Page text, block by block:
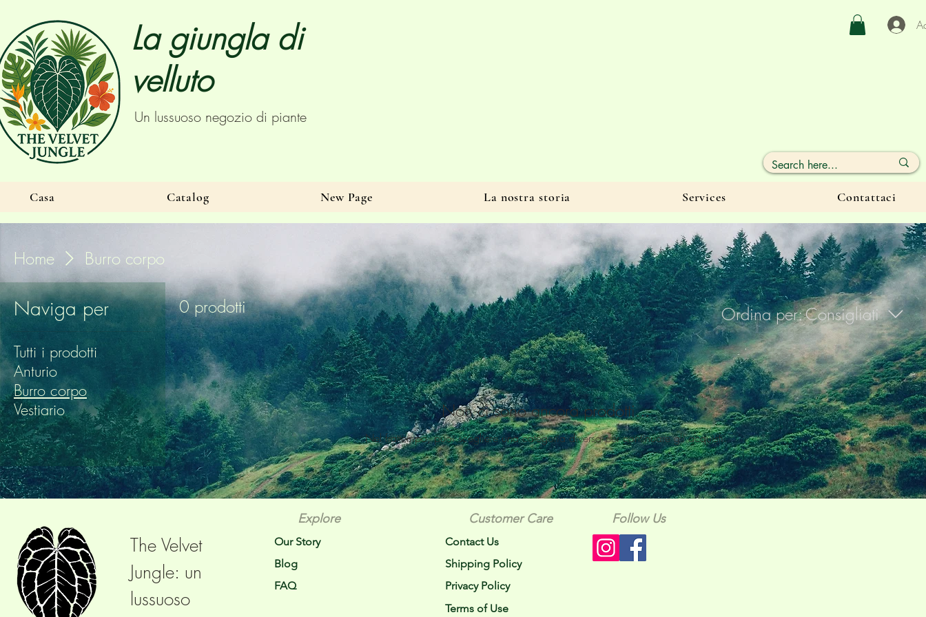
La giungla di
velluto
Un lussuoso negozio di piante
Casa Catalog New Page La nostra storia Services Contattaci
Home Burro corpo
Naviga per
Tutti i prodotti
Anturio
Burro corpo
Vestiario
0 prodotti Ordina per:Consigliati
Non ci sono ancora prodotti...
Nel frattempo, puoi scegliere una categoria diversa per continuare gli acquisti.
The Velvet
Jungle: un
lussuoso
Explore Customer Care Follow Us
Our Story
Shipping Policy
Contact Us
Blog
FAQ
Privacy Policy
Terms of Use